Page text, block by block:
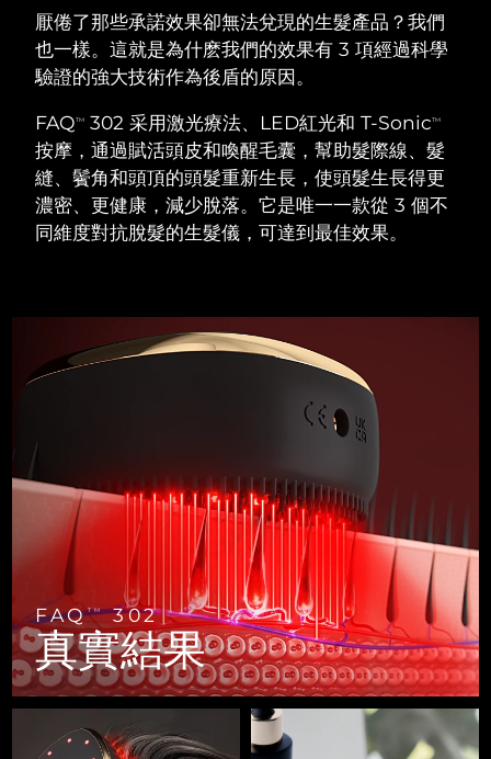
厭倦了那些承諾效果卻無法兌現的生髮產品？我們
也一樣。這就是為什麽我們的效果有 3 項經過科學
驗證的強大技術作為後盾的原因。
FAQTM 302 采用激光療法、LED紅光和 T-SonicTM
按摩，通過賦活頭皮和喚醒毛囊，幫助髮際線、髮
縫、鬢角和頭頂的頭髮重新生長，使頭髮生長得更
濃密、更健康，減少脫落。它是唯一一款從 3 個不
同維度對抗脫髮的生髮儀，可達到最佳效果。
FAQTM302
真實結果
紅光療法
瑞典美膚護理
面部清潔
LUNA™ 4 Plus
LUNA™ 4 Men
For men, anti-aging massage
LUNA™ 4 mini
For young skin, T-zone
LUNA™ 4 go
For travel or gym bag
緊致提拉
BEAR™ 2 go
Microcurrent toning on-the-go
BEAR™ 2 eyes & lips
Microcurrent line smoothing device
面部提拉護理
Premium anti-aging skincare
BEAR™ 設備
All premium facelift devices
補水保濕
UFO™ 3 LED
Near-infrared and red light therapy
device
UFO™ 3 mini
Red light therapy device for young skin
UFO™ 3 go
Portable red light therapy
口腔護理
Hybrid silicone sonic toothbrush
issa™ 4 plus
Smart hybrid silicone sonic toothbrush
issa™ 4 smile
Hybrid silicone sonic toothbrush
issa™ 4 baby
For ages 0-3
抗老
FAQ™ 101
Clinical anti-aging
FAQ™ 102
Advanced clinical anti-aging
LED 護理
FAQ™ 201
LED mask
FAQ™ 202
生髮
FAQ™ 301
LED hair strengthening scalp massager
肌膚年輕化
NEW
FAQ™ 501
Full-Spectrum Red Light Therapy
NEW
澳洲 預計送達日期
奧地利 預計送達日期8/9/26
巴林 預計送達日期8/10/26
比利時 預計送達日期 8/9/26
波士尼亞與赫塞哥維納 預計送達日期8/12/26
汶萊 預計送達日期
預計送達日期
加拿大 預計送達日期
智利 預計送達日期
中國 預計送達日期8/9/26
哥倫比亞 預計送達日期8/13/26
克羅埃西亞 預計送達日期8/9/26
賽普勒斯 預計送達日期 8/10/26